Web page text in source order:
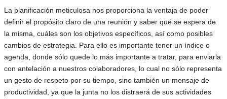
La planificación meticulosa nos proporciona la ventaja de poder
definir el propósito claro de una reunión y saber qué se espera de
la misma, cuáles son los objetivos específicos, así como posibles
cambios de estrategia. Para ello es importante tener un índice o
agenda, donde sólo quede lo más importante a tratar, para enviarla
con antelación a nuestros colaboradores, lo cual no sólo representa
un gesto de respeto por su tiempo, sino también un mensaje de
productividad, ya que la junta no los distraerá de sus actividades